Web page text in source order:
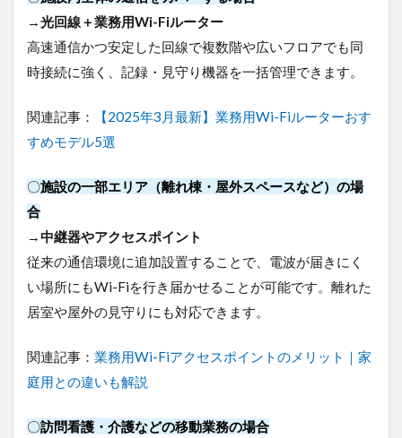
→光回線＋業務用Wi-Fiルーター
高速通信かつ安定した回線で複数階や広いフロアでも同
時接続に強く、記録・見守り機器を一括管理できます。
関連記事：
【2025年3月最新】業務用Wi-Fiルーターおす
すめモデル5選
〇施設の一部エリア（離れ棟・屋外スペースなど）の場
合
→中継器やアクセスポイント
従来の通信環境に追加設置することで、電波が届きにく
い場所にもWi-Fiを行き届かせることが可能です。離れた
居室や屋外の見守りにも対応できます。
関連記事： 業務用Wi-Fiアクセスポイントのメリット｜家
庭用との違いも解説
〇訪問看護・介護などの移動業務の場合